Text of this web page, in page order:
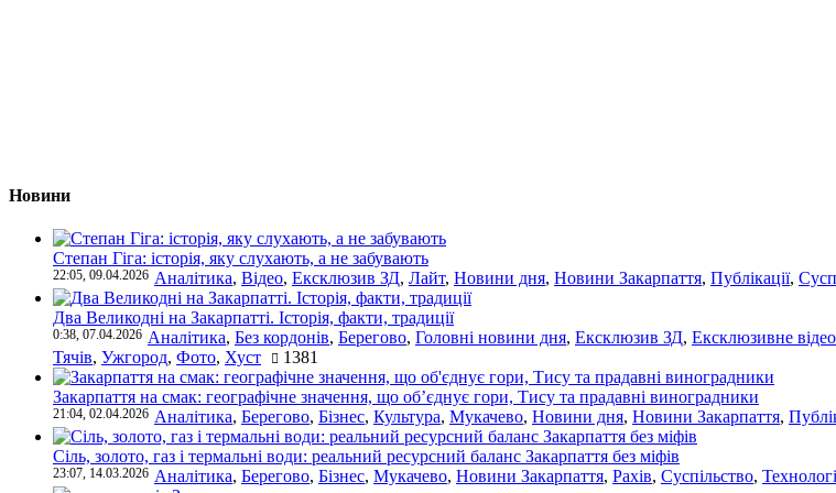
Новини
Степан Гіга: історія, яку слухають, а не забувають
22:05, 09.04.2026 Аналітика, Відео, Ексклюзив ЗД, Лайт, Новини дня, Новини Закарпаття, Публікації,
Два Великодні на Закарпатті. Історія, факти, традиції
0:38, 07.04.2026 Аналітика, Без кордонів, Берегово, Головні новини дня, Ексклюзив ЗД, Ексклюзивне відео
Тячів, Ужгород, Фото, Хуст 1381
Закарпаття на смак: географічне значення, що об’єднує гори, Тису та прадавні виноградники
21:04, 02.04.2026 Аналітика, Берегово, Бізнес, Культура, Мукачево, Новини дня, Новини Закарпаття,
Сіль, золото, газ і термальні води: реальний ресурсний баланс Закарпаття без міфів
23:07, 14.03.2026 Аналітика, Берегово, Бізнес, Мукачево, Новини Закарпаття, Рахів, Суспільство,